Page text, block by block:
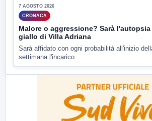
7 AGOSTO 2026
CRONACA
Malore o aggressione? Sarà
giallo di Villa Adriana
Sarà affidato con ogni probabilità all'inizio
settimana l'incarico...